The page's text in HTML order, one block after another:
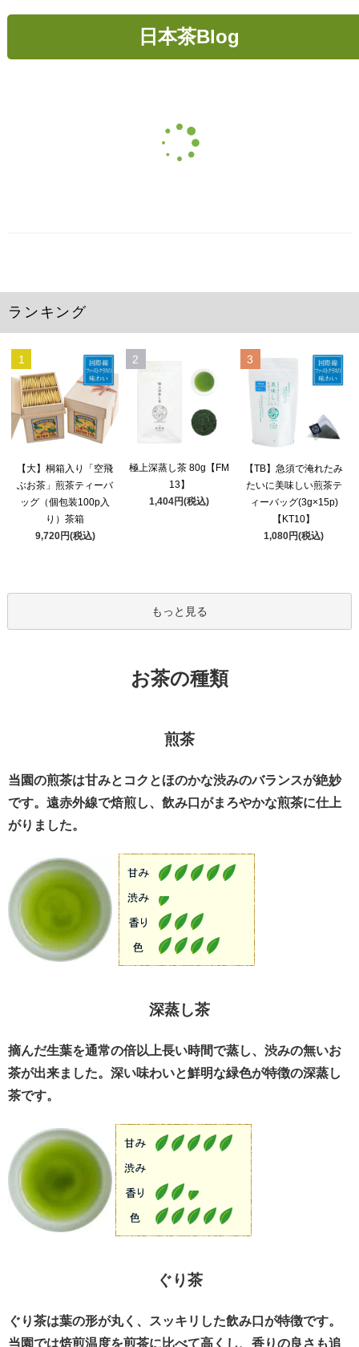
日本茶Blog
ランキング
1
【大】桐箱入り「空飛
ぶお茶」煎茶ティーバ
ッグ（個包装100p入
り）茶箱
9,720円(税込)
2
極上深蒸し茶 80g【FM
13】
1,404円(税込)
3
【TB】急須で淹れたみ
たいに美味しい煎茶テ
ィーバッグ(3g×15p)
【KT10】
1,080円(税込)
もっと見る
お茶の種類
煎茶
当園の煎茶は甘みとコクとほのかな渋みのバランスが絶妙
です。遠赤外線で焙煎し、飲み口がまろやかな煎茶に仕上
がりました。
深蒸し茶
摘んだ生葉を通常の倍以上長い時間で蒸し、渋みの無いお
茶が出来ました。深い味わいと鮮明な緑色が特徴の深蒸し
茶です。
ぐり茶
ぐり茶は葉の形が丸く、スッキリした飲み口が特徴です。
当園では焙煎温度を煎茶に比べて高くし、香りの良さも追